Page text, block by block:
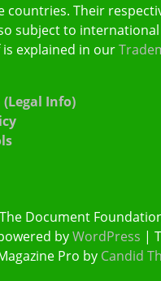
countries. Their
subject to
explained in our
Info)
The Document
byWordPress |
Pro by Candid